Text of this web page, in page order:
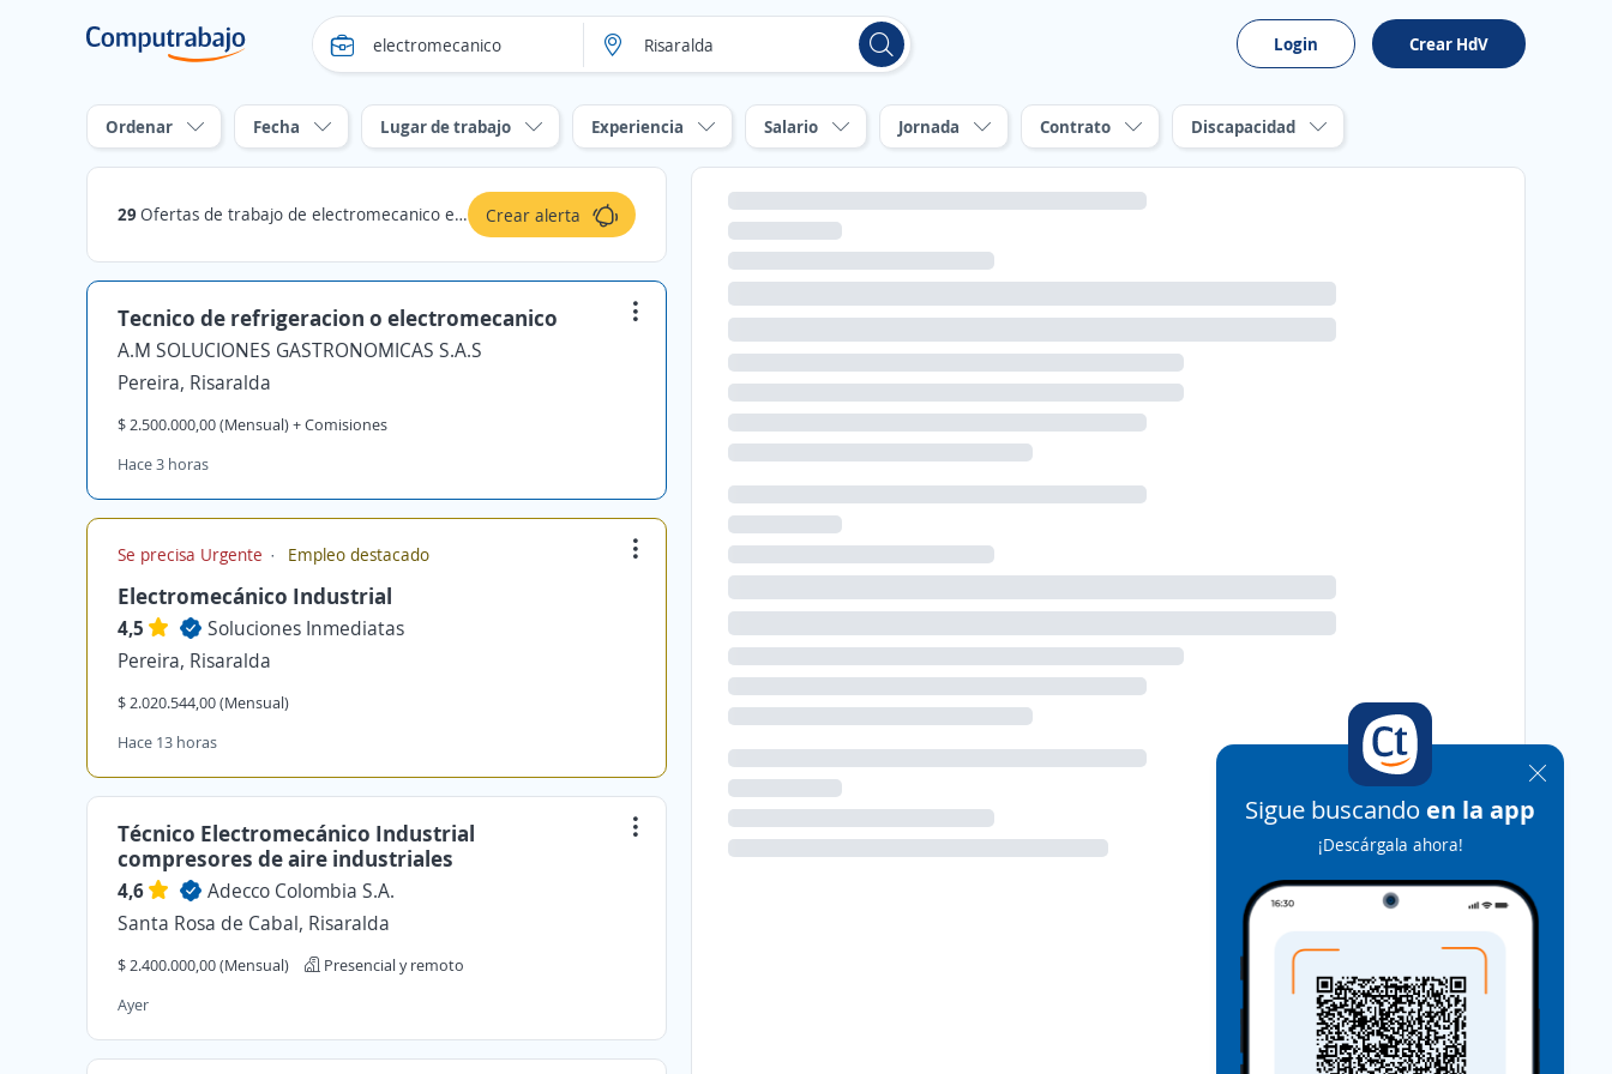
Login Crear HdV
Ordenar Fecha Lugar de trabajo Experiencia Salario Jornada Contrato Discapacidad
29 Ofertas de trabajo de electromecanico en Risaralda Crear alerta
Tecnico de refrigeracion o electromecanico
A.M SOLUCIONES GASTRONOMICAS S.A.S
Pereira, Risaralda
$ 2.500.000,00 (Mensual) + Comisiones
Hace 3 horas
Se precisa Urgente Empleo destacado
Electromecánico Industrial
4,5
Soluciones Inmediatas
Pereira, Risaralda
$ 2.020.544,00 (Mensual)
Hace 13 horas
Técnico Electromecánico Industrial
compresores de aire industriales
4,6
Adecco Colombia S.A.
Santa Rosa de Cabal, Risaralda
$ 2.400.000,00 (Mensual)
Presencial y remoto
Ayer
Sigue buscando en la app
¡Descárgala ahora!